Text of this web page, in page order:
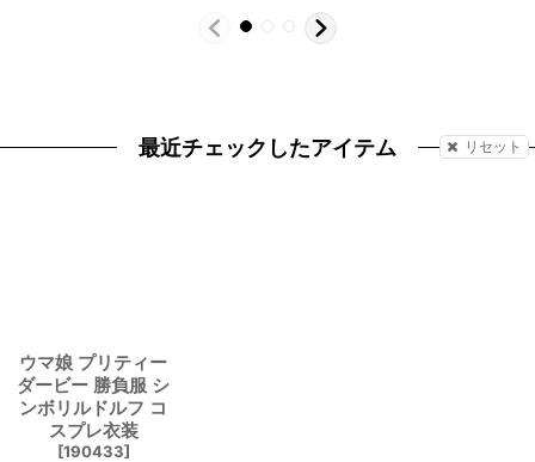
最近チェックしたアイテム リセット
ウマ娘 プリティー
ダービー 勝負服 シ
ンボリルドルフ コ
スプレ衣装
[190433]